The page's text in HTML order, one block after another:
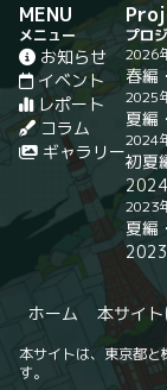
MENU
メニュー
お知らせ
イベント
レポート
コラム
ギャラリー
プロ
2026
春編 ・
2025
夏編
2024
初夏
2023
夏編
ホーム 本サイ
本サイトは、東京都
す。